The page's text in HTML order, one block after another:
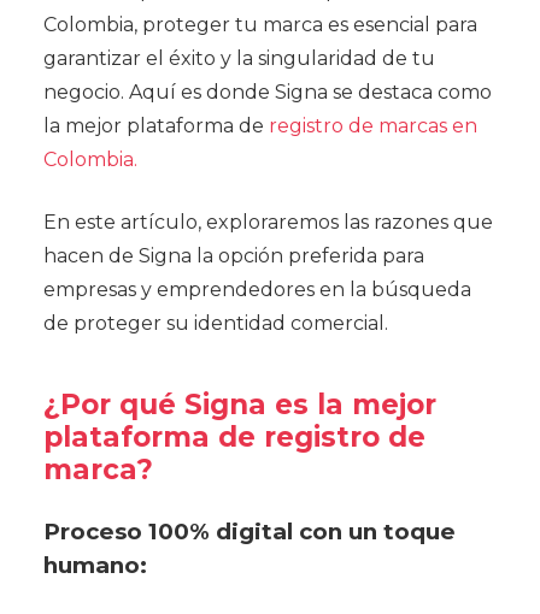
Colombia, proteger tu marca es esencial para
garantizar el éxito y la singularidad de tu
negocio. Aquí es donde Signa se destaca como
la mejor plataforma de registro de marcas en
Colombia.
En este artículo, exploraremos las razones que
hacen de Signa la opción preferida para
empresas y emprendedores en la búsqueda
de proteger su identidad comercial.
¿Por qué Signa es la mejor
plataforma de registro de
marca?
Proceso 100% digital con un toque
humano: